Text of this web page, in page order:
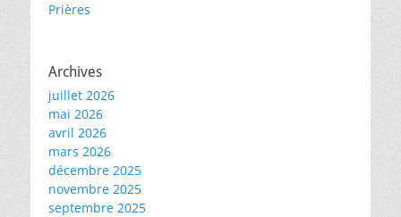
Prières
Archives
juillet 2026
mai 2026
avril 2026
mars 2026
décembre 2025
novembre 2025
septembre 2025